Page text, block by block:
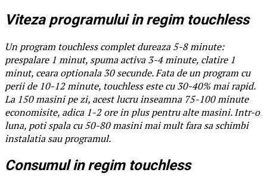
Viteza programului in regim touchless
Un program touchless complet dureaza 5-8 minute:
prespalare 1 minut, spuma activa 3-4 minute, clatire 1
minut, ceara optionala 30 secunde. Fata de un program cu
perii de 10-12 minute, touchless este cu 30-40% mai rapid.
La 150 masini pe zi, acest lucru inseamna 75-100 minute
economisite, adica 1-2 ore in plus pentru alte masini. Intr-o
luna, poti spala cu 50-80 masini mai mult fara sa schimbi
instalatia sau programul.
Consumul in regim touchless